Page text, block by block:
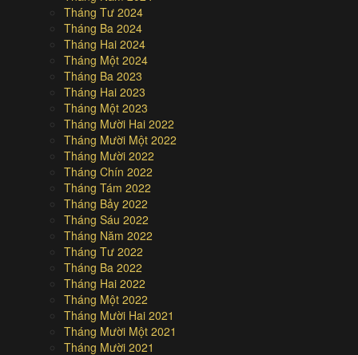
Tháng Tư 2024
Tháng Ba 2024
Tháng Hai 2024
Tháng Một 2024
Tháng Ba 2023
Tháng Hai 2023
Tháng Một 2023
Tháng Mười Hai 2022
Tháng Mười Một 2022
Tháng Mười 2022
Tháng Chín 2022
Tháng Tám 2022
Tháng Bảy 2022
Tháng Sáu 2022
Tháng Năm 2022
Tháng Tư 2022
Tháng Ba 2022
Tháng Hai 2022
Tháng Một 2022
Tháng Mười Hai 2021
Tháng Mười Một 2021
Tháng Mười 2021